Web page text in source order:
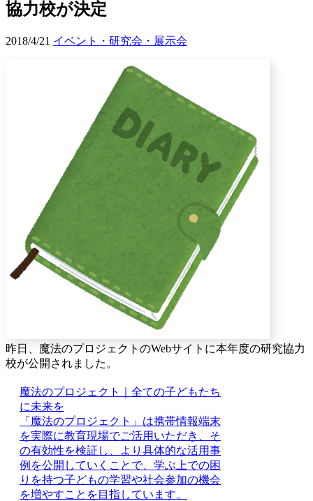
協力校が決定
2018/4/21 イベント・研究会・展示会
昨日、魔法のプロジェクトのWebサイトに本年度の研究協力
校が公開されました。
魔法のプロジェクト｜全ての子どもたち
に未来を
「魔法のプロジェクト」は携帯情報端末
を実際に教育現場でご活用いただき、そ
の有効性を検証し、より具体的な活用事
例を公開していくことで、学ぶ上での困
りを持つ子どもの学習や社会参加の機会
を増やすことを目指しています。